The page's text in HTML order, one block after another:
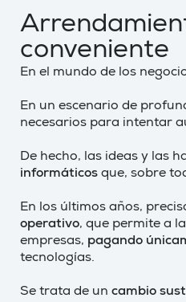
conveniente
En el mundo de los
En un escenario de
necesarios para intentar
De hecho, las ideas y las
informáticos que, sobre
En los últimos años,
operativo, que permite a
empresas, pagando
tecnologías.
Se trata de un cambio